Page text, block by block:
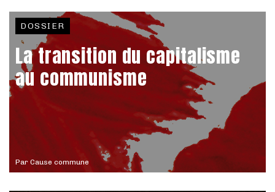
Par Cause commune
DOSSIER
La transition du capitalisme
au communisme